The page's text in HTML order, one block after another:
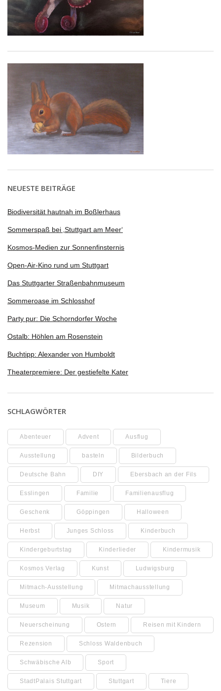
NEUESTE BEITRÄGE
Biodiversität hautnah im Boßlerhaus
Sommerspaß bei ‚Stuttgart am Meer‘
Kosmos-Medien zur Sonnenfinsternis
Open-Air-Kino rund um Stuttgart
Das Stuttgarter Straßenbahnmuseum
Sommeroase im Schlosshof
Party pur: Die Schorndorfer Woche
Ostalb: Höhlen am Rosenstein
Buchtipp: Alexander von Humboldt
Theaterpremiere: Der gestiefelte Kater
SCHLAGWÖRTER
Abenteuer Advent Ausflug
Ausstellung basteln Bilderbuch
Deutsche Bahn DIY Ebersbach an der Fils
Esslingen Familie Familienausflug
Geschenk Göppingen Halloween
Herbst Junges Schloss Kinderbuch
Kindergeburtstag Kinderlieder Kindermusik
Kosmos Verlag Kunst Ludwigsburg
Mitmach-Ausstellung Mitmachausstellung
Museum Musik Natur
Neuerscheinung Ostern Reisen mit Kindern
Rezension Schloss Waldenbuch
Schwäbische Alb Sport
StadtPalais Stuttgart Stuttgart Tiere